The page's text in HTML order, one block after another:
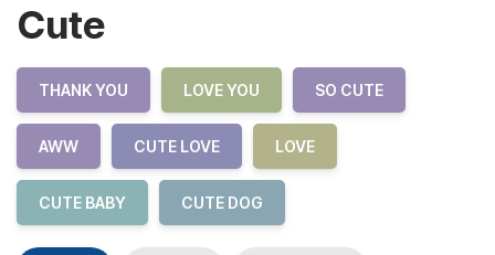
Cute
THANK YOU LOVE YOU SO CUTE
AWW CUTE LOVE LOVE
CUTE BABY CUTE DOG